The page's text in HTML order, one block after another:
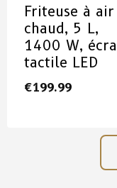
Friteuse à air
chaud, 5 L,
1400 W,
tactile LED
€199.99